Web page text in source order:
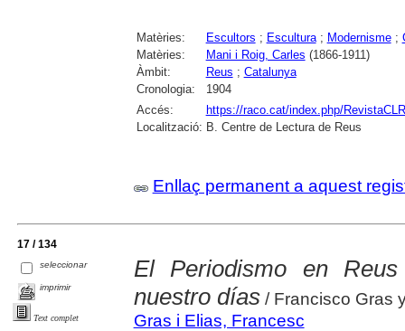
Matèries: Escultors ; Escultura; Modernisme;
Matèries:
Mani i Roig, Carles (1866-1911)
Àmbit:
Reus ; Catalunya
Cronologia:
1904
Accés:
https://raco.cat/index.php/
Localització: B. Centre de Lectura de Reus
Enllaç permanent a aquest
17 / 134
seleccionar
imprimir
Text complet
El Periodismo en
nuestro días/ Francisco Gras
Gras i Elias, Francesc